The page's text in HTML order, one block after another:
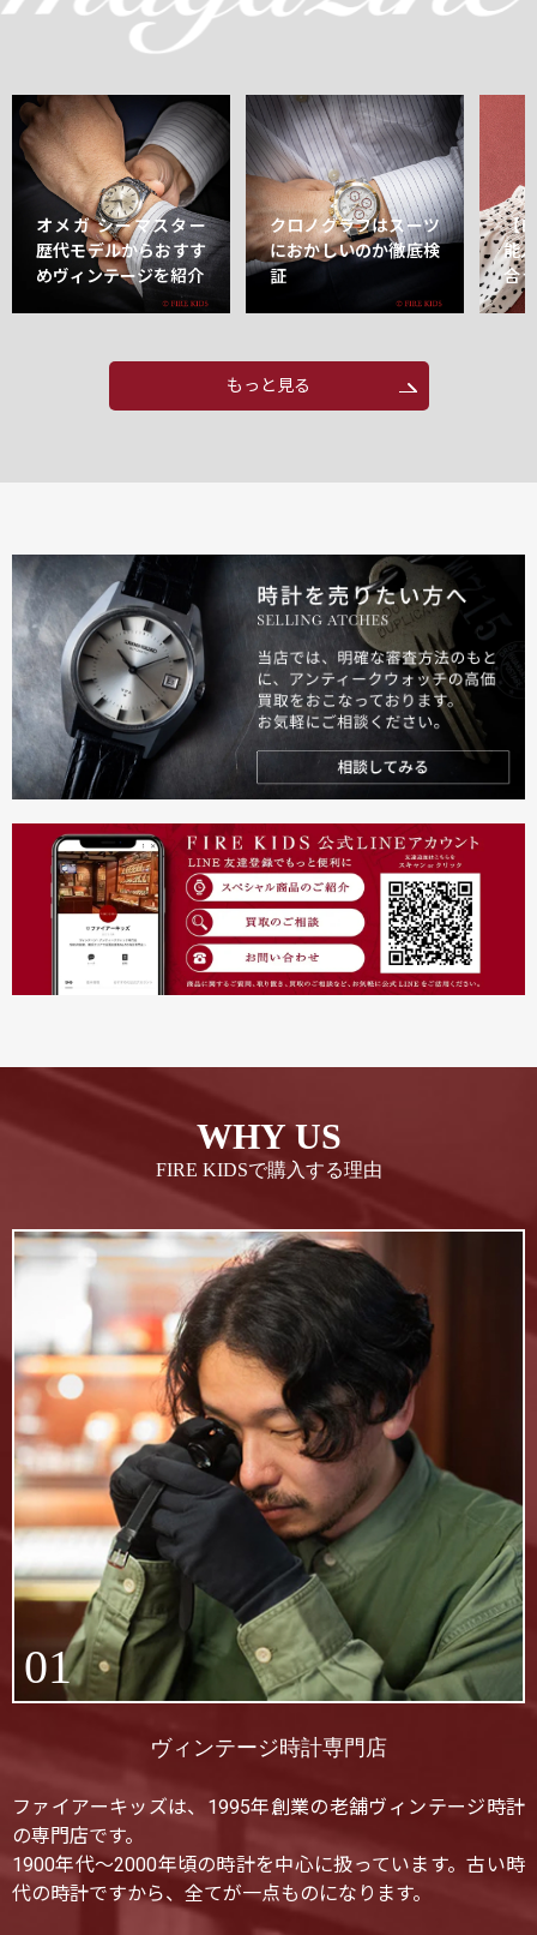
オメガ シーマスター
歴代モデルからおすす
めヴィンテージを紹介
クロノグラフはスーツ
におかしいのか徹底検
証
【
能
合
もっと見る
WHY US
FIRE KIDSで購入する理由
01
ヴィンテージ時計専門店
ファイアーキッズは、1995年創業の老舗ヴィンテージ時計
の専門店です。
1900年代〜2000年頃の時計を中心に扱っています。古い時
代の時計ですから、全てが一点ものになります。